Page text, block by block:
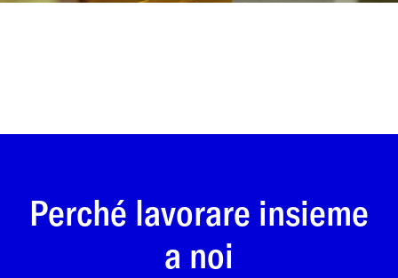
Perché lavorare insieme
a noi